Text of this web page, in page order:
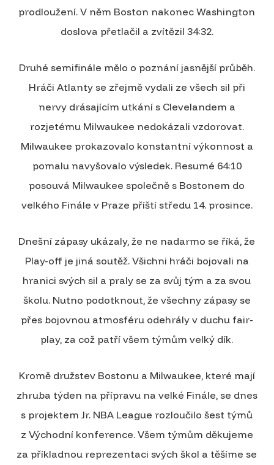
prodloužení. V něm Boston nakonec Washington
doslova přetlačil a zvítězil 34:32.
Druhé semifinále mělo o poznání jasnější průběh.
Hráči Atlanty se zřejmě vydali ze všech sil při
nervy drásajícím utkání s Clevelandem a
rozjetému Milwaukee nedokázali vzdorovat.
Milwaukee prokazovalo konstantní výkonnost a
pomalu navyšovalo výsledek. Resumé 64:10
posouvá Milwaukee společně s Bostonem do
velkého Finále v Praze příští středu 14. prosince.
Dnešní zápasy ukázaly, že ne nadarmo se říká, že
Play-off je jiná soutěž. Všichni hráči bojovali na
hranici svých sil a praly se za svůj tým a za svou
školu. Nutno podotknout, že všechny zápasy se
přes bojovnou atmosféru odehrály v duchu fair-
play, za což patří všem týmům velký dík.
Kromě družstev Bostonu a Milwaukee, které mají
zhruba týden na přípravu na velké Finále, se dnes
s projektem Jr. NBA League rozloučilo šest týmů
z Východní konference. Všem týmům děkujeme
za příkladnou reprezentaci svých škol a těšíme se